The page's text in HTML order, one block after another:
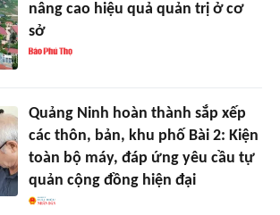
nâng cao hiệu quả quản trị ở cơ
sở
Quảng Ninh hoàn thành sắp xếp
các thôn, bản, khu phố Bài 2: Kiện
toàn bộ máy, đáp ứng yêu cầu tự
quản cộng đồng hiện đại